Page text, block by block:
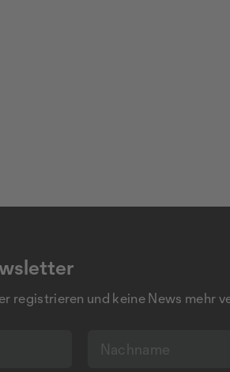
registrieren und keine News mehr